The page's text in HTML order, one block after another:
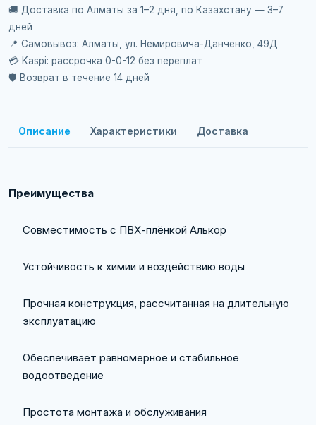
🚚 Доставка по Алматы за 1–2 дня, по Казахстану — 3–7
дней
📍 Самовывоз: Алматы, ул. Немировича-Данченко, 49Д
💳 Kaspi: рассрочка 0-0-12 без переплат
🛡️ Возврат в течение 14 дней
Описание Характеристики Доставка
Преимущества
Совместимость с ПВХ-плёнкой Алькор
Устойчивость к химии и воздействию воды
Прочная конструкция, рассчитанная на длительную
эксплуатацию
Обеспечивает равномерное и стабильное
водоотведение
Простота монтажа и обслуживания